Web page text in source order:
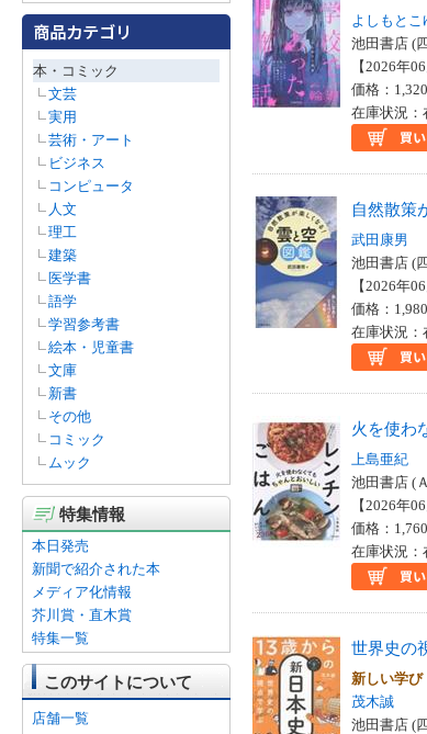
本・コミック
文芸
実用
芸術・アート
ビジネス
コンピュータ
人文
理工
建築
医学書
語学
学習参考書
絵本・児童書
文庫
新書
その他
コミック
ムック
特集情報
本日発売
新聞で紹介された本
メディア化情報
芥川賞・直木賞
特集一覧
このサイトについて
店舗一覧
よしもとこ
池田書店 (
【2026年
価格：
在庫状況：
自然散策
武田康男
池田書店 (
【2026年
価格：
在庫状況：
火を使わ
上島亜紀
池田書店 (
【2026年
価格：
在庫状況：
世界史の
新しい学
茂木誠
池田書店 (